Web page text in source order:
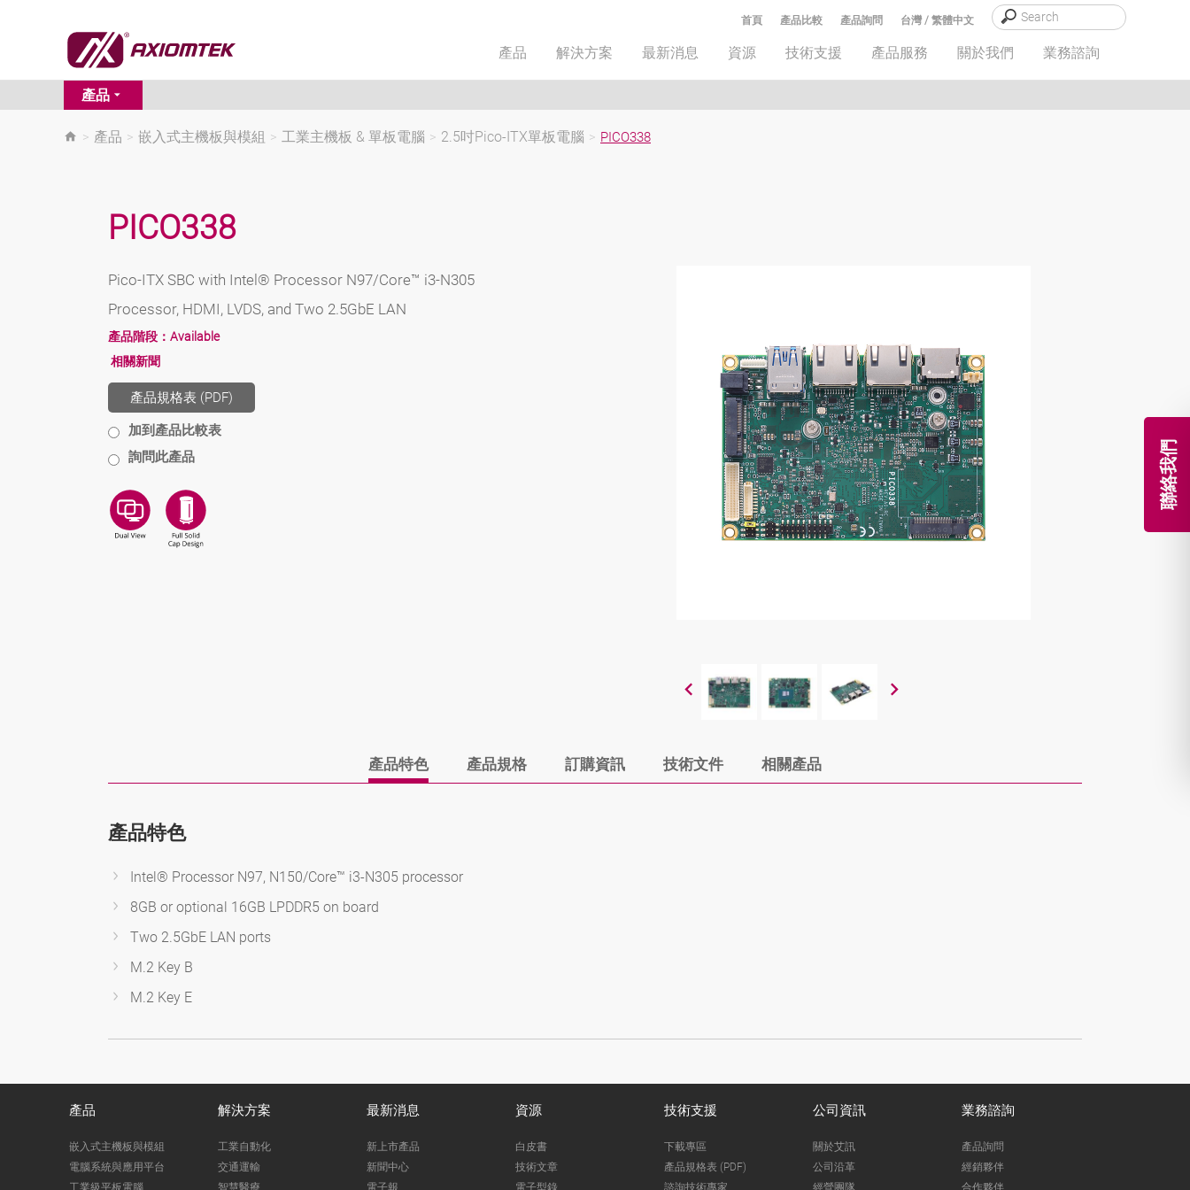
聯絡我們
台灣 / 繁體中文
產品詢問
產品比較
首頁
產品 解決方案 最新消息 資源 技術支援 產品服務 關於我們 業務諮詢
產品
> 產品 > 嵌入式主機板與模組 > 工業主機板 & 單板電腦 > 2.5吋Pico-ITX單板電腦 > PICO338
PICO338
Pico-ITX SBC with Intel® Processor N97/Core™ i3-N305
Processor, HDMI, LVDS, and Two 2.5GbE LAN
產品階段： Available
相關新聞
產品規格表 (PDF)
加到產品比較表
詢問此產品
產品特色 產品規格 訂購資訊 技術文件 相關產品
產品特色
Intel® Processor N97, N150/Core™ i3-N305 processor
8GB or optional 16GB LPDDR5 on board
Two 2.5GbE LAN ports
M.2 Key B
M.2 Key E
產品
嵌入式主機板與模組
電腦系統與應用平台
工業級平板電腦
解決方案
工業自動化
交通運輸
智慧醫療
最新消息
新上市產品
新聞中心
電子報
資源
白皮書
技術文章
電子型錄
技術支援
下載專區
產品規格表 (PDF)
諮詢技術專家
公司資訊
關於艾訊
公司沿革
經營團隊
業務諮詢
產品詢問
經銷夥伴
合作夥伴